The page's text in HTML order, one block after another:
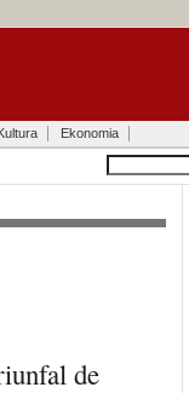
Ekonomia
de